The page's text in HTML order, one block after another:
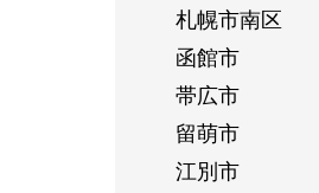
札幌市南区
函館市
帯広市
留萌市
江別市